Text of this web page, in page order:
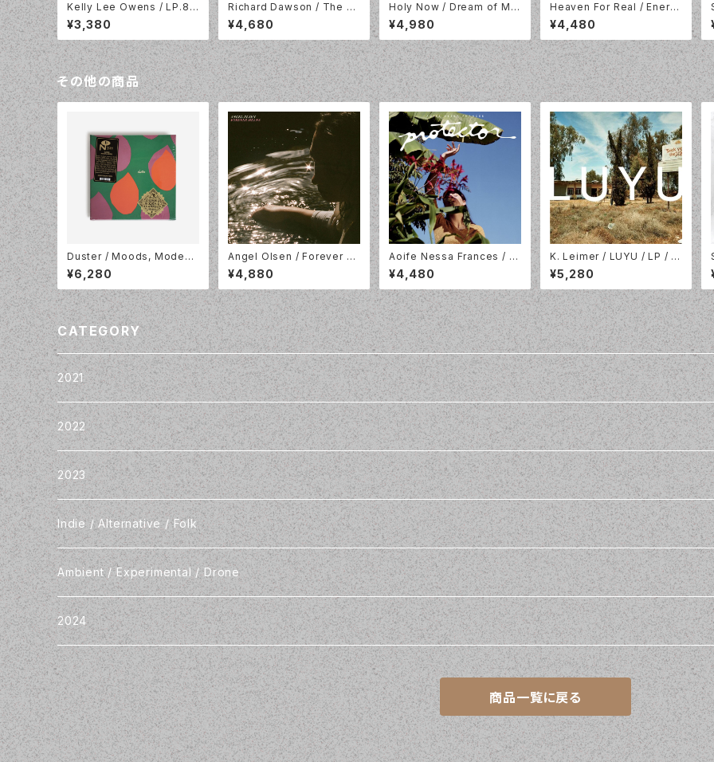
Kelly Lee Owens / LP.8.2
/ White Vinyl / Smalltown
Supersound / STS416LP-
C2
¥3,380
Richard Dawson / The Ru
by Chord / 2LP+DL / Dom
ino / WEIRD149LPX
¥4,680
Holy Now / Dream of Me
/ LP / Lazy Octopus Rec
ords / LP-LAZYOCT-032
¥4,980
Heaven For Real / Energ
y Bar / LP /Mint Records
/ MRL197
¥4,480
その他の商品
Duster / Moods, Modes /
Ocean Blue Vinyl 7" x 3
BOX / Numero Group / N
UM721LP-C1
¥6,280
Angel Olsen / Forever M
eans /12" EP Baby Pink Vi
nyl / Jagjaguwar / JAG43
4LP-C1
¥4,880
Aoife Nessa Frances / Pr
otector/ Colour Vinyl / Pa
rtisan Records / PTKF30
24-3
¥4,480
K. Leimer / LUYU / LP / P
alace Of Lights / POL01.
2023
¥5,280
CATEGORY
2021
2022
2023
Indie / Alternative / Folk
Ambient / Experimental / Drone
2024
商品一覧に戻る